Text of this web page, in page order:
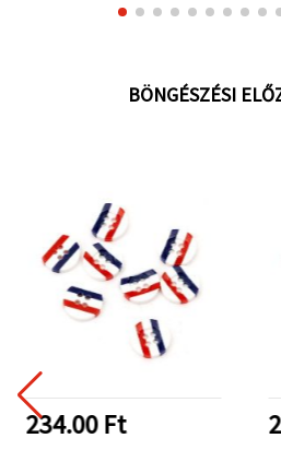
BÖNGÉSZÉSI
234.00 Ft